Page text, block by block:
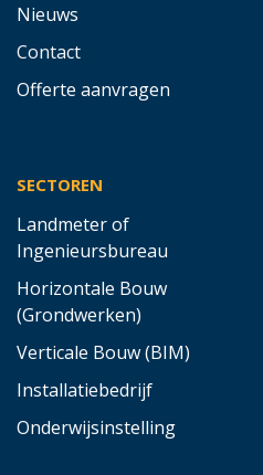
Nieuws
Contact
Offerte aanvragen
SECTOREN
Landmeter of
Ingenieursbureau
Horizontale Bouw
(Grondwerken)
Verticale Bouw (BIM)
Installatiebedrijf
Onderwijsinstelling